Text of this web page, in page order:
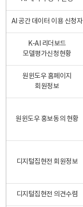
AI 공간 데이터 이용 신청자
K-AI 리더보드
모델평가신청현황
원윈도우 홈페이지
회원정보
원윈도우 홍보동의 현황
디지털집현전 회원정보
디지털집현전 의견수렴